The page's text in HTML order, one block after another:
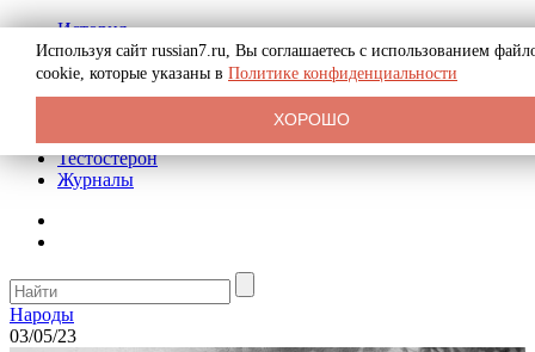
История
Биография
Криминал
Реклама на сайте
Тестостерон
Журналы
Народы
03/05/23
Используя сайт russian7.ru, Вы соглашаетесь с использованием
cookie, которые указаны в Политике конфиденциальности
ХОРОШО